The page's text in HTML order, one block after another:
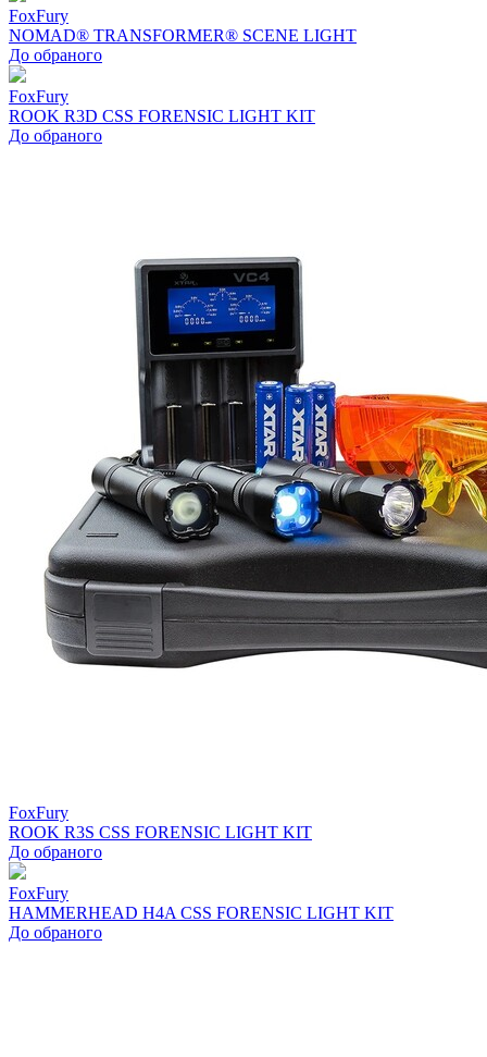
FoxFury
NOMAD® TRANSFORMER® SCENE LIGHT
До обраного
FoxFury
ROOK R3D CSS FORENSIC LIGHT KIT
До обраного
FoxFury
ROOK R3S CSS FORENSIC LIGHT KIT
До обраного
FoxFury
HAMMERHEAD H4A CSS FORENSIC LIGHT KIT
До обраного